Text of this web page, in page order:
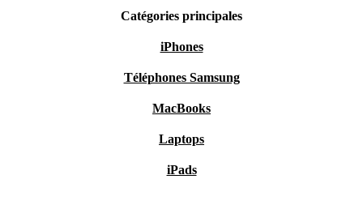
Catégories principales
iPhones
Téléphones Samsung
MacBooks
Laptops
iPads